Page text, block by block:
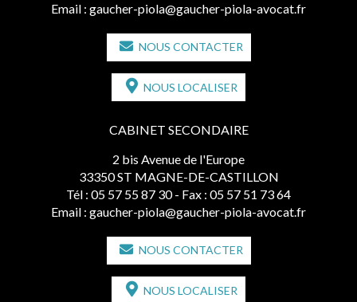
Email : gaucher-piola@gaucher-piola-avocat.fr
NOUS CONTACTER
NOUS LOCALISER
CABINET SECONDAIRE
2 bis Avenue de l'Europe
33350 ST MAGNE-DE-CASTILLON
Tél : 05 57 55 87 30 - Fax : 05 57 51 73 64
Email : gaucher-piola@gaucher-piola-avocat.fr
NOUS CONTACTER
NOUS LOCALISER